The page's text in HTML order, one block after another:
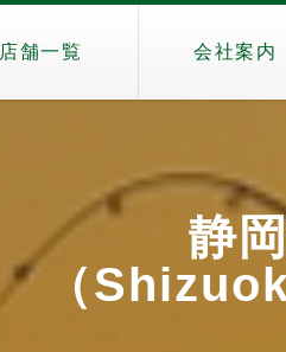
店舗一覧 会社案内
静
（